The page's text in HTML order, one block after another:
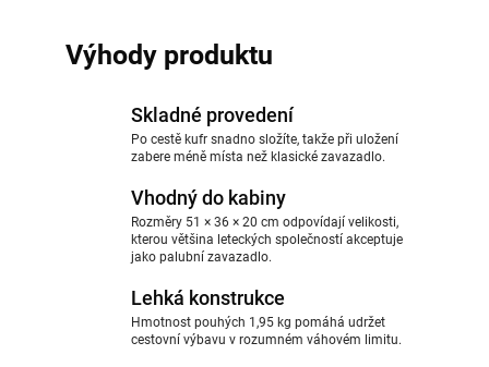
Výhody produktu
Skladné provedení
Po cestě kufr snadno složíte, takže při uložení
zabere méně místa než klasické zavazadlo.
Vhodný do kabiny
Rozměry 51 × 36 × 20 cm odpovídají velikosti,
kterou většina leteckých společností akceptuje
jako palubní zavazadlo.
Lehká konstrukce
Hmotnost pouhých 1,95 kg pomáhá udržet
cestovní výbavu v rozumném váhovém limitu.